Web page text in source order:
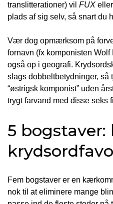
translitterationer) vil FUX eller
plads af sig selv, så snart du
Vær dog opmærksom på
fornavn (fx komponisten Wolf
også op i geografi.
slags dobbeltbetydninger, så
“østrigsk komponist” uden
trygt farvand med disse seks
5 bogstaver:
Fem bogstaver er en
nok til at eliminere mange